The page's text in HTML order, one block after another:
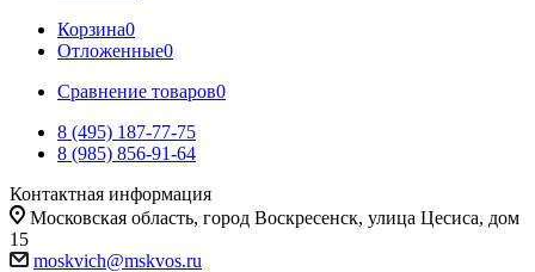
Корзина0
Отложенные0
Сравнение товаров0
8 (495) 187-77-75
8 (985) 856-91-64
Контактная информация
Московская область, город Воскресенск, улица Цесиса, дом
15
moskvich@mskvos.ru